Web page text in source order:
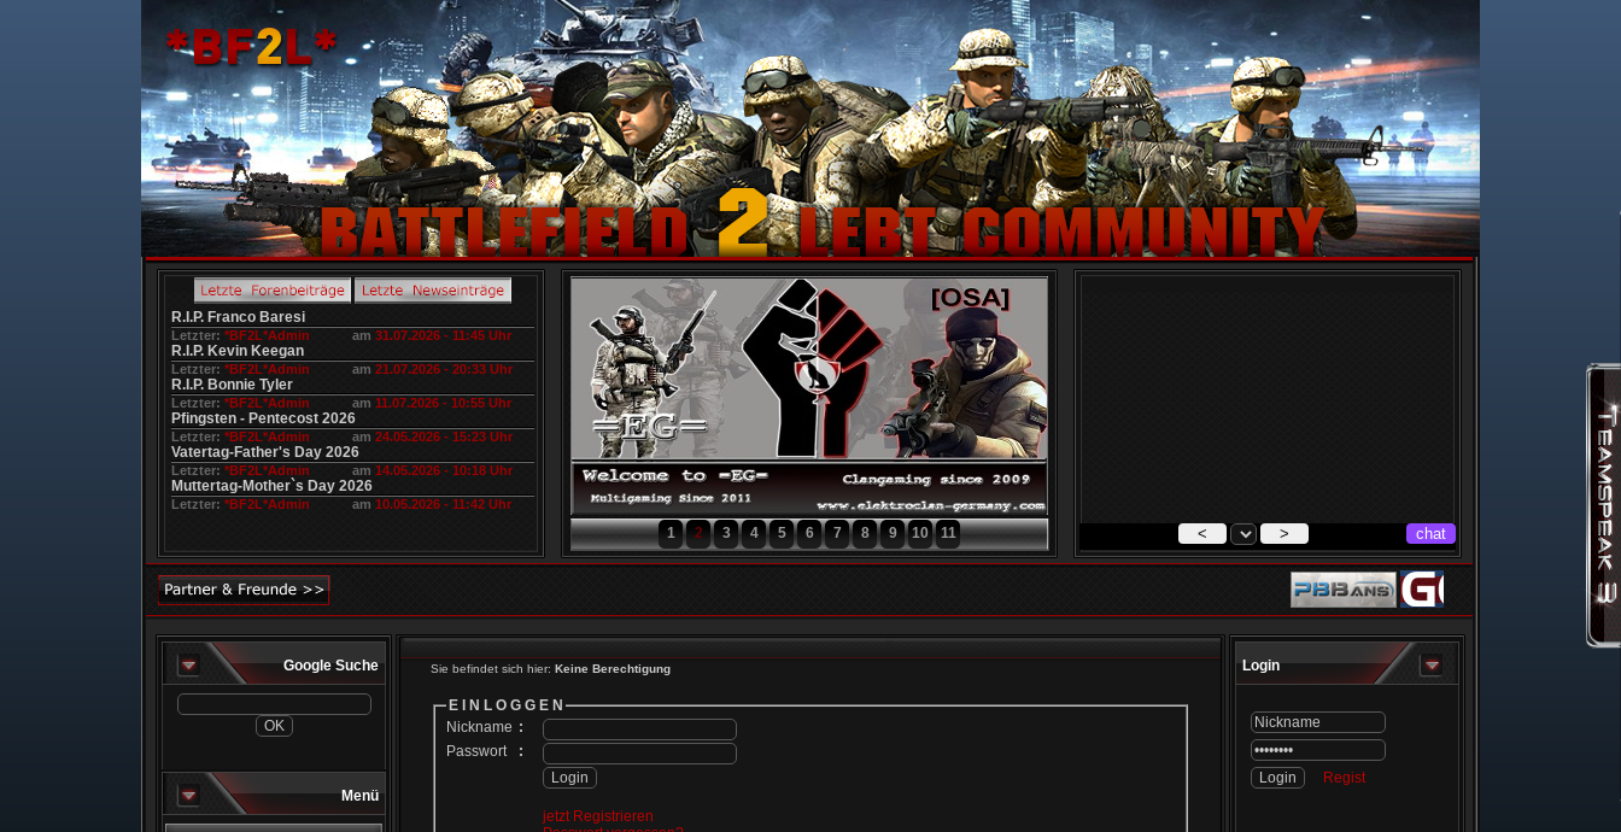
R.I.P. Franco Baresi
Letzter: *BF2L*Admin am 31.07.2026 - 11:45 Uhr
R.I.P. Kevin Keegan
Letzter: *BF2L*Admin am 21.07.2026 - 20:33 Uhr
R.I.P. Bonnie Tyler
Letzter: *BF2L*Admin am 11.07.2026 - 10:55 Uhr
Pfingsten - Pentecost 2026
Letzter: *BF2L*Admin am 24.05.2026 - 15:23 Uhr
Vatertag-Father's Day 2026
Letzter: *BF2L*Admin am 14.05.2026 - 10:18 Uhr
Muttertag-Mother`s Day 2026
Letzter: *BF2L*Admin am 10.05.2026 - 11:42 Uhr
1 2 3 4 5 6 7 8 9 10 11 < > chat
Google Suche
Menü
Sie befindet sich hier: Keine Berechtigung
E I N L O G G E N
Nickname :
Passwort
:
jetzt Registrieren
Login
Regist